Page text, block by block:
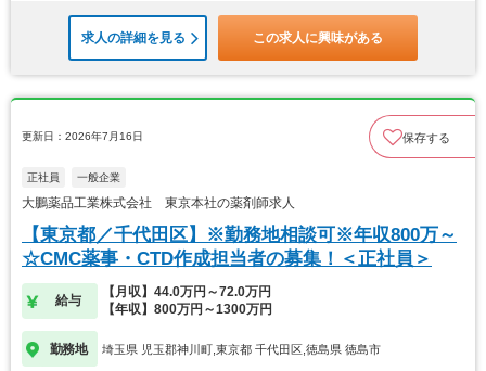
求人の詳細を見る この求人に興味がある
更新日：2026年7月16日 保存する
正社員 一般企業
大鵬薬品工業株式会社 東京本社の薬剤師求人
【東京都／千代田区】※勤務地相談可※年収800万～
☆CMC薬事・CTD作成担当者の募集！＜正社員＞
給与
【月収】44.0万円～72.0万円
【年収】800万円～1300万円
勤務地 埼玉県 児玉郡神川町,東京都 千代田区,徳島県 徳島市